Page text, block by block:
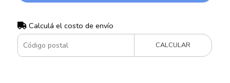
Calculá el costo de envío
CALCULAR